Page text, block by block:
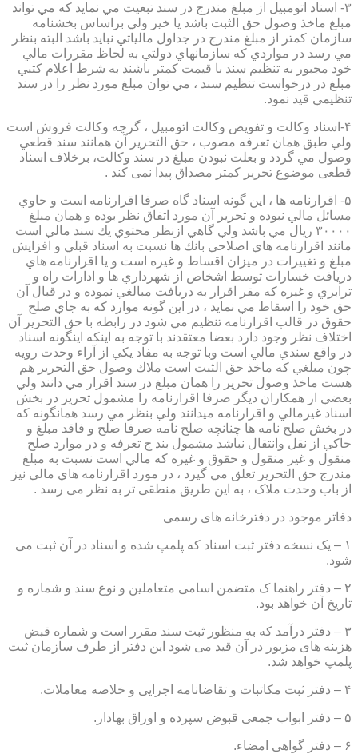
۳- اسناد اتومبيل از مبلغ مندرج در سند تبعيت مي نمايد كه مي تواند
مبلغ ماخذ وصول حق الثبت باشد يا خير ولي براساس بخشنامه
سازمان كمتر از مبلغ مندرج در جداول مالياتي نبايد باشد البته بنظر
مي رسد در مواردي كه سازمانهاي دولتي به لحاظ مقررات مالي
خود مجبور به تنظيم سند با قيمت كمتر باشند به شرط اعلام كتبي
مبلغ در درخواست تنظيم سند ، مي توان مبلغ مورد نظر را در سند
تنظيمي قيد نمود.
۴-اسناد وكالت و تفويض وكالت اتومبيل ، گرچه وكالت فروش است
ولي طبق همان تعرفه مصوب ، حق التحرير آن همانند سند قطعي
وصول مي گردد و بعلت نبودن مبلغ در سند وكالت، برخلاف اسناد
قطعی موضوع تحریر کمتر مصداق پیدا نمی کند .
۵- اقرارنامه ها ، اين گونه اسناد گاه صرفا اقرارنامه است و حاوي
مسائل مالي نبوده و تحرير آن مورد اتفاق نظر بوده و همان مبلغ
۳۰۰۰۰ ريال مي باشد ولي گاهي ازنظر محتوي يك سند مالي است
مانند اقرارنامه هاي اصلاحي بانك ها نسبت به اسناد قبلي و افزايش
مبلغ و تغييرات در ميزان اقساط و غيره است و يا اقرارنامه هاي
دريافت خسارات توسط اشخاص از شهرداري ها و ادارات راه و
ترابري و غيره كه مقر اقرار به دريافت مبالغي نموده و در قبال آن
حق خود را اسقاط مي نمايد ، در اين گونه موارد كه به جاي صلح
حقوق در قالب اقرارنامه تنظيم مي شود در رابطه با حق التحرير آن
اختلاف نظر وجود دارد بعضا معتقدند با توجه به اينكه اينگونه اسناد
در واقع سندي مالي است وبا توجه به مفاد يكي از آراء وحدت رويه
چون مبلغي كه ماخذ حق الثبت است ملاك وصول حق التحرير هم
هست ماخذ وصول تحرير را همان مبلغ در سند اقرار مي دانند ولي
بعضي از همكاران ديگر صرفا اقرارنامه را مشمول تحرير در بخش
اسناد غيرمالي و اقرارنامه ميدانند ولي بنظر مي رسد همانگونه كه
در بخش صلح نامه ها چنانچه صلح نامه صرفا صلح و فاقد مبلغ و
حاكي از نقل وانتقال نباشد مشمول بند ج تعرفه و در موارد صلح
منقول و غير منقول و حقوق و غيره كه مالي است نسبت به مبلغ
مندرج حق التحرير تعلق مي گيرد ، در مورد اقرارنامه هاي مالي نيز
از باب وحدت ملاک ، به این طریق منطقی تر به نظر می رسد .
دفاتر موجود در دفترخانه های رسمی
۱ – یک نسخه دفتر ثبت اسناد که پلمپ شده و اسناد در آن ثبت می
شود.
۲ – دفتر راهنما ک متضمن اسامی متعاملین و نوع سند و شماره و
تاریخ آن خواهد بود.
۳ – دفتر درآمد که به منظور ثبت سند مقرر است و شماره قبض
هزینه های مزبور در آن قید می شود این دفتر از طرف سازمان ثبت
پلمپ خواهد شد.
۴ – دفتر ثبت مکاتبات و تقاضانامه اجرایی و خلاصه معاملات.
۵ – دفتر ابواب جمعی قبوض سپرده و اوراق بهادار.
۶ – دفتر گواهی امضاء.